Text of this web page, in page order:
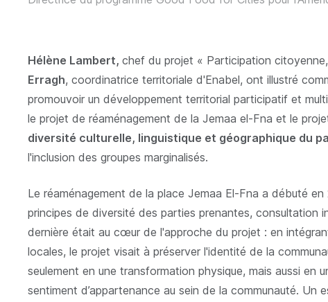
Hélène Lambert, chef du projet « Participation
Erragh, coordinatrice territoriale d'Enabel, ont illustré
promouvoir un développement territorial participatif et
le projet de réaménagement de la Jemaa el-Fna et le
diversité culturelle, linguistique et géographique du
l'inclusion des groupes marginalisés.
Le réaménagement de la place Jemaa El-Fna a débuté
principes de diversité des parties prenantes, consultation
dernière était au cœur de l'approche du projet : en
locales, le projet visait à préserver l'identité de la
seulement en une transformation physique, mais aussi en
sentiment d’appartenance au sein de la communauté. Un